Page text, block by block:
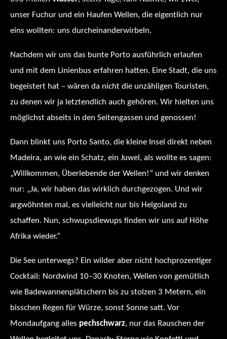
unser Fuchur und ein Haufen Wellen, die eigentlich nur
eins wollten: uns durcheinanderwirbeln.
Nachdem wir uns das bunte Porto ausführlich erlaufen
und mit dem Linienbus erfahren hatten. Eine Stadt, die uns
begeistert hat – wären da nicht die unzähligen Touristen,
zu denen wir ja letztendlich auch gehören. Wir hielten uns
möglichst abseits in den Seitengassen und genossen!
Dann blinkt uns Porto Santo, die kleine Insel direkt neben
Madeira, an wie ein Schatz, ein Juwel, als wollte es sagen:
„Willkommen, Überlebende der Wellen!“ und wir denken
nur: „Ja, wir haben das wirklich durchgezogen. Und wir
argwöhnten mal, es vielleicht nur bis Helgoland zu
schaffen. Nun, schwupsdiewups finden wir uns auf Höhe
Afrika wieder.“
Die See unterwegs? Ein wilder aber nicht hochprozentiger
Cocktail: Nordwind 10–30 Knoten, Wellen von gemütlich
wie Badewannenplätschern bis zu stolzen 3 Metern, ein
bisschen Regen für Würze, sonst Sonne satt. Vor
Mondaufgang alles pechschwarz, nur das Rauschen der